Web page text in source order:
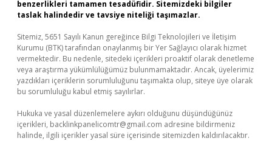
benzerlikleri tamamen tesadüfidir. Sitemizdeki bilgiler
taslak halindedir ve tavsiye niteliği taşımazlar.
Sitemiz, 5651 Sayılı Kanun gereğince Bilgi Teknolojileri ve İletişim
Kurumu (BTK) tarafından onaylanmış bir Yer Sağlayıcı olarak hizmet
vermektedir. Bu nedenle, sitedeki içerikleri proaktif olarak denetleme
veya araştırma yükümlülüğümüz bulunmamaktadır. Ancak, üyelerimiz
yazdıkları içeriklerin sorumluluğunu taşımakta olup, siteye üye olarak
bu sorumluluğu kabul etmiş sayılırlar.
Hukuka ve yasal düzenlemelere aykırı olduğunu düşündüğünüz
içerikleri, backlinkpanelicomtr@gmail.com adresine bildirmeniz
halinde, ilgili içerikler yasal süre içerisinde sitemizden kaldırılacaktır.